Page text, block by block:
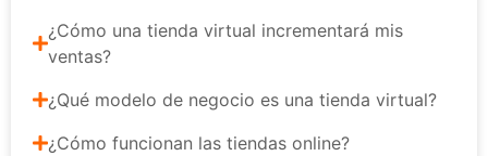
¿Cómo una tienda virtual incrementará mis
ventas?
¿Qué modelo de negocio es una tienda virtual?
¿Cómo funcionan las tiendas online?